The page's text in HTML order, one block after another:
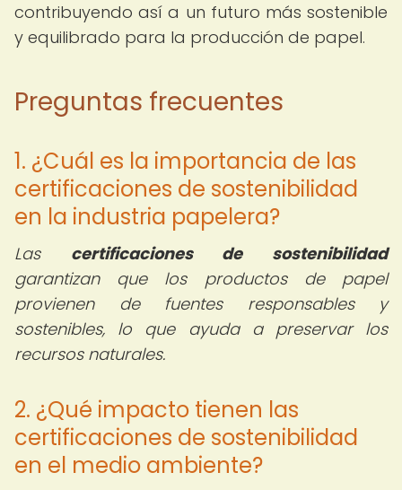
contribuyendo así a un futuro más sostenible
y equilibrado para la producción de papel.
Preguntas frecuentes
1. ¿Cuál es la importancia de las
certificaciones de sostenibilidad
en la industria papelera?
Las certificaciones de sostenibilidad
garantizan que los productos de papel
provienen de fuentes responsables y
sostenibles, lo que ayuda a preservar los
recursos naturales.
2. ¿Qué impacto tienen las
certificaciones de sostenibilidad
en el medio ambiente?